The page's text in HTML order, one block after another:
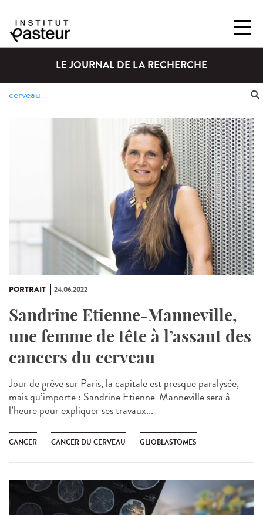
LE JOURNAL DE LA RECHERCHE
PORTRAIT 24.06.2022
Sandrine Etienne-Manneville,
une femme de tête à l’assaut des
cancers du cerveau
Jour de grève sur Paris, la capitale est presque paralysée,
mais qu’importe : Sandrine Etienne-Manneville sera à
l’heure pour expliquer ses travaux...
CANCER CANCER DU CERVEAU GLIOBLASTOMES